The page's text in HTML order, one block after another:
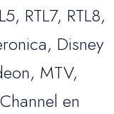
RTL7, RTL8,
Disney
MTV,
en